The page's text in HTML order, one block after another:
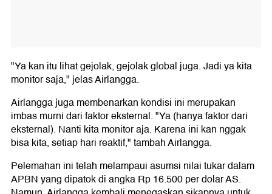
"Ya kan itu lihat gejolak, gejolak global juga. Jadi ya kita
monitor saja," jelas Airlangga.
Airlangga juga membenarkan kondisi ini merupakan
imbas murni dari faktor eksternal. "Ya (hanya faktor dari
eksternal). Nanti kita monitor aja. Karena ini kan nggak
bisa kita, setiap hari reaktif," tambah Airlangga.
Pelemahan ini telah melampaui asumsi nilai tukar dalam
APBN yang dipatok di angka Rp 16.500 per dolar AS.